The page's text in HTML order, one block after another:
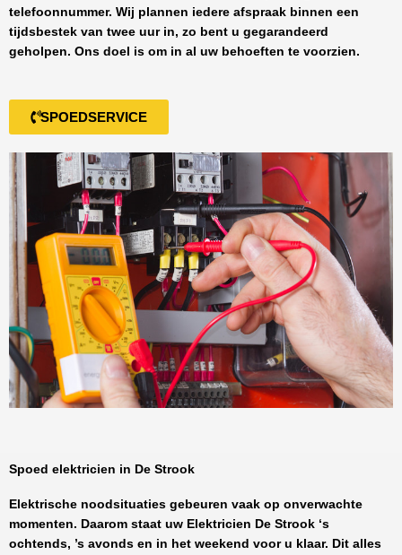
telefoonnummer. Wij plannen iedere afspraak binnen een
tijdsbestek van twee uur in, zo bent u gegarandeerd
geholpen. Ons doel is om in al uw behoeften te voorzien.
SPOEDSERVICE
Spoed elektricien in De Strook
Elektrische noodsituaties gebeuren vaak op onverwachte
momenten. Daarom staat uw Elektricien De Strook ‘s
ochtends, ’s avonds en in het weekend voor u klaar. Dit alles